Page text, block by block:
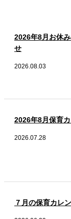
2026年8月お休
せ
2026.08.03
2026年8月保育
2026.07.28
７月の保育カレ